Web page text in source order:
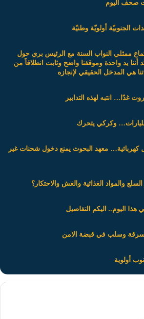
صحف اليوم
الجنوبيّة أولويّة وطنيّة
ممثلي النواب السنة مع الرئيس بري حول
أننا يد واحدة وموقفنا واضح وثابت انطلاقاً من
هي المدخل الحقيقي لإنجازه
غدًا… انتبه لهذه التدابير
وكركي يتحرك
معهد البحوث يمنع دخول شحنات غير
والمواد الغذائية والغش والاحتكار؟
هذا اليوم.. اليكم التفاصيل
وسلب في قبضة الامن
أولوية